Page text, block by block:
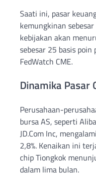
Saati ini, pasar
kemungkinan
kebijakan akan
sebesar 25 basis
FedWatch CME.
Dinamika Pasar
Perusahaan-
bursa AS, seperti
JD.Com Inc,
2,8%. Kenaikan ini
chip Tiongkok
dalam lima bulan.